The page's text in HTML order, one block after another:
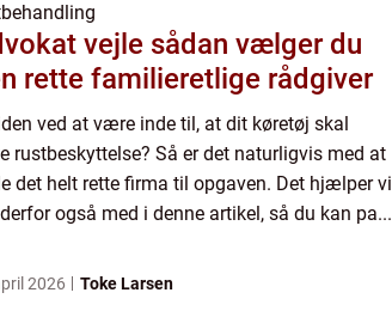
vejle sådan vælger du
rette familieretlige rådgiver
ved at være inde til, at dit køretøj skal
rustbeskyttelse? Så er det naturligvis med at
det helt rette firma til opgaven. Det hjælper vi
også med i denne artikel, så du kan pa...
2026 Toke Larsen